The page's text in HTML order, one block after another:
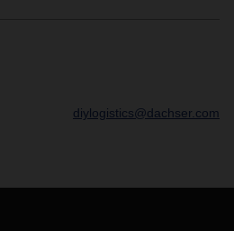
diylogistics@dachser.com